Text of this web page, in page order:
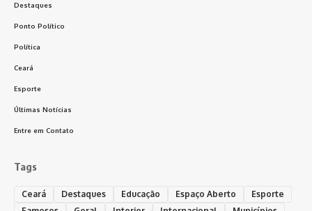
Destaques
Ponto Político
Política
Ceará
Esporte
Últimas Notícias
Entre em Contato
Tags
Ceará Destaques Educação Espaço Aberto
Esporte